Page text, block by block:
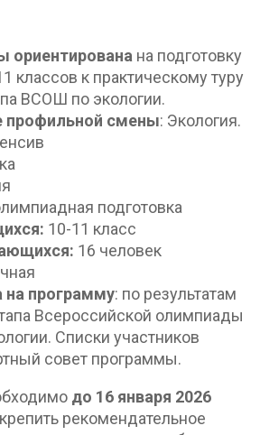
ориентирована на подготовку
классов к практическому туру
ВСОШ по экологии.
профильной смены: Экология.
подготовка
10-11 класс
16 человек
на программу: по результатам
Всероссийской олимпиады
Списки участников
совет программы.
до 16 января 2026
рекомендательное